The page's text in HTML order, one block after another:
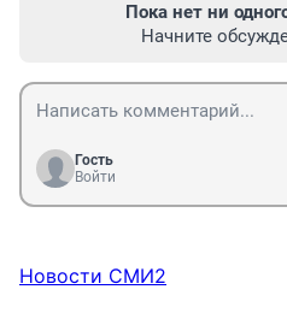
Пока нет ни
Начните
Гость
Войти
Новости СМИ2